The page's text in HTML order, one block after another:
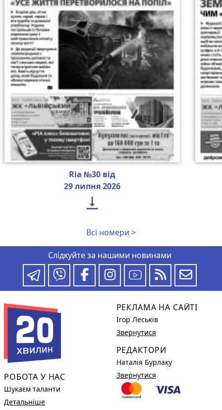
Ria №30 від
29 липня 2026

Всі номери >
Слідкуйте за нашими новинами
РОБОТА У НАС
Шукаєм таланти
Детальніше
РЕКЛАМА НА САЙТІ
Ігор Леськів
Звернутися
РЕДАКТОРИ
Наталія Бурлаку
Звернутися